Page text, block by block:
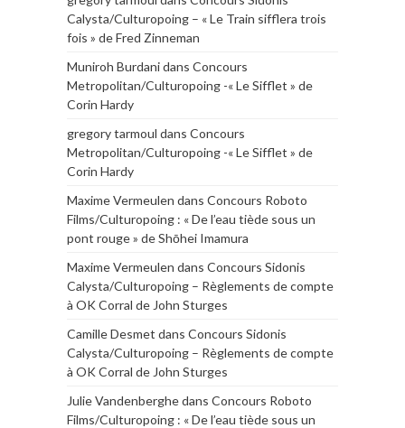
Calysta/Culturopoing – « Le Train sifflera trois
fois » de Fred Zinneman
Muniroh Burdanidans Concours
Metropolitan/Culturopoing -« Le Sifflet » de
Corin Hardy
gregory tarmoul dans Concours
Metropolitan/Culturopoing -« Le Sifflet » de
Corin Hardy
Maxime Vermeulen dans Concours Roboto
Films/Culturopoing : « De l’eau tiède sous un
pont rouge » de Shōhei Imamura
Maxime Vermeulen dans Concours Sidonis
Calysta/Culturopoing – Règlements de compte
à OK Corral de John Sturges
Camille Desmet dans Concours Sidonis
Calysta/Culturopoing – Règlements de compte
à OK Corral de John Sturges
Julie Vandenberghedans Concours Roboto
Films/Culturopoing : « De l’eau tiède sous un